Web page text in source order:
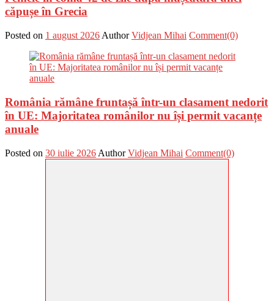
căpușe în Grecia
Posted on 1 august 2026 Author Vidjean Mihai Comment(0)
România rămâne fruntașă într-un clasament nedorit
în UE: Majoritatea românilor nu își permit vacanțe
anuale
Posted on 30 iulie 2026 Author Vidjean Mihai Comment(0)